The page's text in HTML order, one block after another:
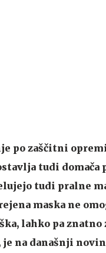
po zaščitni
tudi domača
tudi pralne
maska ne
lahko pa znatno
je na današnji